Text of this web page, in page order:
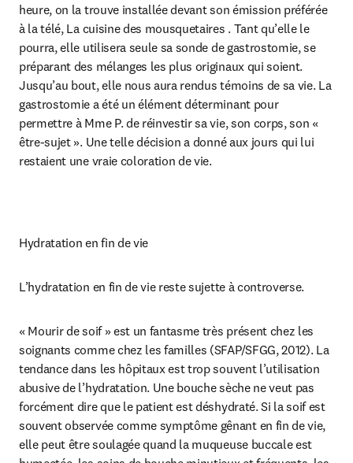
heure, on la trouve installée devant son émission préférée
à la télé, La cuisine des mousquetaires . Tant qu’elle le
pourra, elle utilisera seule sa sonde de gastrostomie, se
préparant des mélanges les plus originaux qui soient.
Jusqu’au bout, elle nous aura rendus témoins de sa vie. La
gastrostomie a été un élément déterminant pour
permettre à Mme P. de réinvestir sa vie, son corps, son «
être-sujet ». Une telle décision a donné aux jours qui lui
restaient une vraie coloration de vie.
Hydratation en fin de vie
L’hydratation en fin de vie reste sujette à controverse.
« Mourir de soif » est un fantasme très présent chez les
soignants comme chez les familles (SFAP/SFGG, 2012). La
tendance dans les hôpitaux est trop souvent l’utilisation
abusive de l’hydratation. Une bouche sèche ne veut pas
forcément dire que le patient est déshydraté. Si la soif est
souvent observée comme symptôme gênant en fin de vie,
elle peut être soulagée quand la muqueuse buccale est